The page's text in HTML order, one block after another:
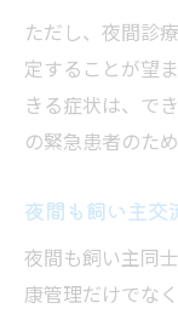
ただし、夜間診
定することが望
きる症状は、で
の緊急患者のた
夜間も飼い主交
夜間も飼い主同
康管理だけでな